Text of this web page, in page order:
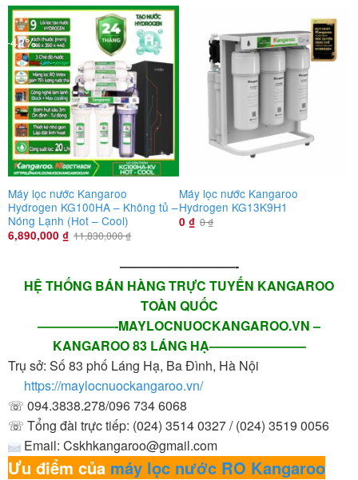
-42%
Máy lọc nước Kangaroo
Hydrogen KG100HA – Không tủ –
Nóng Lạnh (Hot – Cool)
6,890,000 ₫ 11,830,000₫
Máy lọc nước Kangaroo
Hydrogen KG13K9H1
0 ₫ 0₫
—————————-
HỆ THỐNG BÁN HÀNG TRỰC TUYẾN KANGAROO
TOÀN QUỐC
——————-MAYLOCNUOCKANGAROO.VN –
KANGAROO 83 LÁNG HẠ———————–
Trụ sở: Số 83 phố Láng Hạ, Ba Đình, Hà Nội
https://maylocnuockangaroo.vn/
☏ 094.3838.278/096 734 6068
☏ Tổng đài trực tiếp: (024) 3514 0327 / (024) 3519 0056
Email: Cskhkangaroo@gmail.com
Ưu điểm của máy lọc nước RO Kangaroo